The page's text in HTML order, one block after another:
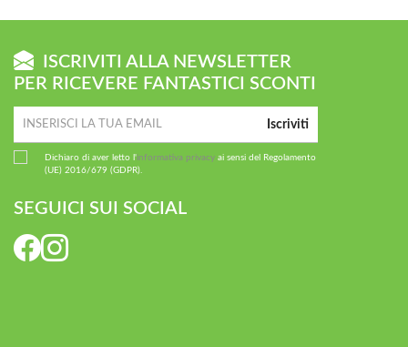
ISCRIVITI ALLA NEWSLETTER
PER RICEVERE FANTASTICI SCONTI
Iscriviti
Dichiaro di aver letto l'informativa privacy ai sensi del Regolamento
(UE) 2016/679 (GDPR).
SEGUICI SUI SOCIAL